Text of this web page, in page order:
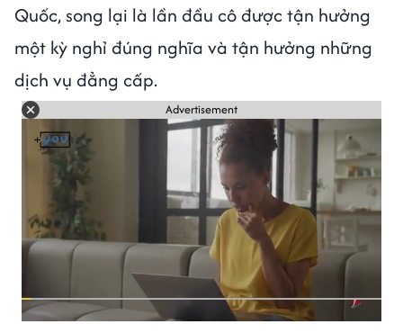
Quốc, song lại là lần đầu cô được tận hưởng
một kỳ nghỉ đúng nghĩa và tận hưởng những
dịch vụ đẳng cấp.
Advertisement